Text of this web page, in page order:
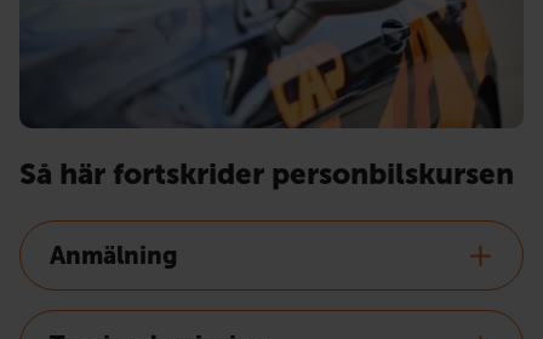
Så här fortskrider personbilskursen
Anmälning